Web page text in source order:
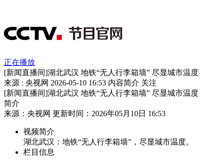
正在播放
[新闻直播间]湖北武汉 地铁“无人行李箱墙” 尽显城市温度
来源 : 央视网 2026-05-10 16:53 内容简介 关注
[新闻直播间]湖北武汉 地铁“无人行李箱墙” 尽显城市温度
简介
来源：央视网 更新时间：2026年05月10日 16:53
视频简介
湖北武汉：地铁“无人行李箱墙”，尽显城市温度。
栏目信息